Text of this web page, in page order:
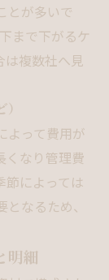
とが多いで
まで下がるケ
は複数社へ見
よって費用が
くなり管理費
節によっては
なるため、
明細